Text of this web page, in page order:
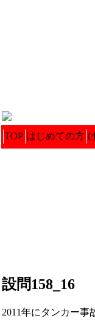
TOP はじめての方
設問158_16
2011年にタンカー事